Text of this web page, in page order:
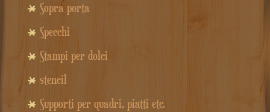
Sopra porta
Specchi
Stampi per dolci
stencil
Supporti per quadri, piatti etc.